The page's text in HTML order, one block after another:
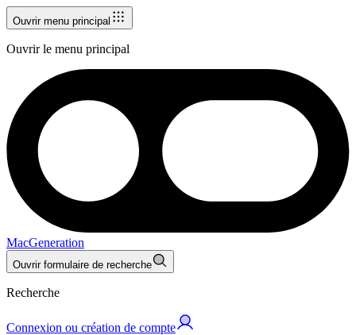
Ouvrir menu principal
Ouvrir le menu principal
MacGeneration
Ouvrir formulaire de recherche
Recherche
Connexion ou création de compte